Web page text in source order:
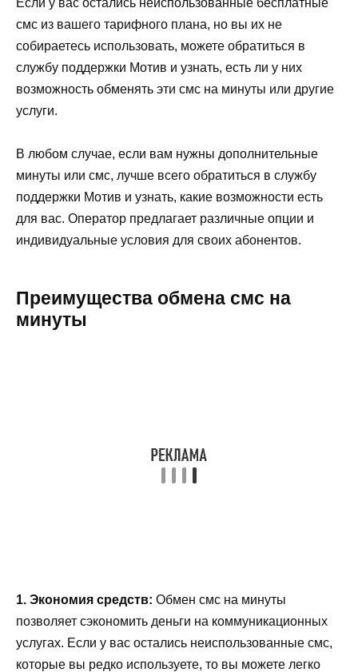
смс из вашего тарифного плана, но вы их не
собираетесь использовать, можете обратиться в
службу поддержки Мотив и узнать, есть ли у них
возможность обменять эти смс на минуты или другие
услуги.
В любом случае, если вам нужны дополнительные
минуты или смс, лучше всего обратиться в службу
поддержки Мотив и узнать, какие возможности есть
для вас. Оператор предлагает различные опции и
индивидуальные условия для своих абонентов.
Преимущества обмена смс на
минуты
1. Экономия средств: Обмен смс на минуты
позволяет сэкономить деньги на коммуникационных
услугах. Если у вас остались неиспользованные смс,
которые вы редко используете, то вы можете легко